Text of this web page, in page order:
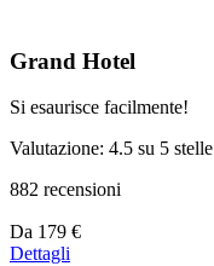
Grand Hotel
Si esaurisce facilmente!
Valutazione: 4.5 su 5 stelle
882 recensioni
Prezzo
a
Da 179 €
Dettagli